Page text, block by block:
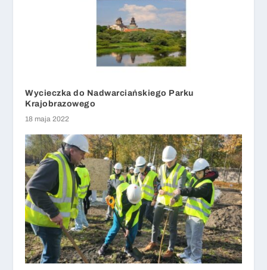
Wycieczka do Nadwarciańskiego Parku
Krajobrazowego
18 maja 2022